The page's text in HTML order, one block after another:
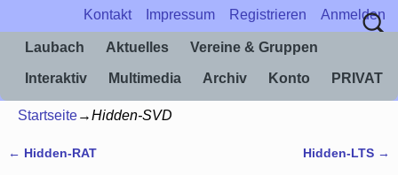
Kontakt Impressum Registrieren Anmelden
Laubach Aktuelles Vereine & Gruppen
Interaktiv Multimedia Archiv Konto PRIVAT
Startseite→Hidden-SVD
← Hidden-RAT Hidden-LTS →